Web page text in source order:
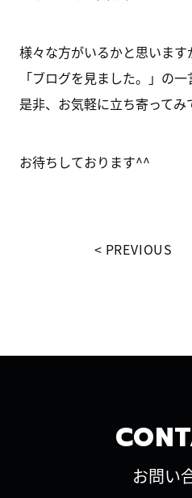
様々な方がいるかと思います
「ブログを見ました。」の
是非、お気軽に立ち寄ってみ
お待ちしております^^
PREVIOUS
お問い